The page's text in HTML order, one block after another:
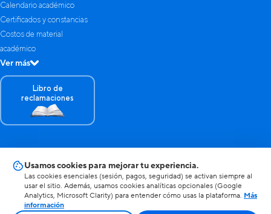
Calendario académico
Certificados y constancias
Costos de material
académico
Ver más
Libro de
reclamaciones
© 2025 Idiomas PUCP de la Pontificia Universidad Católica del Perú. Todos
los derechos reservados.
Términos y Condiciones
Elaborado por Ludik
Usamos cookies para mejorar tu experiencia.
Las cookies esenciales (sesión, pagos, seguridad) se activan siempre al
usar el sitio. Además, usamos cookies analíticas opcionales (Google
Analytics, Microsoft Clarity) para entender cómo usas la plataforma. Más
información